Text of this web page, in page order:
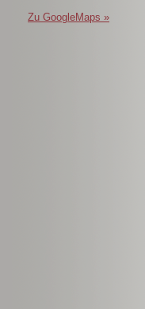
Zu GoogleMaps »